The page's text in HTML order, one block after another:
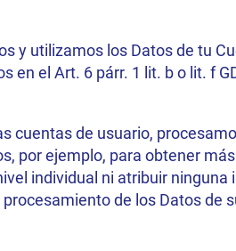
y utilizamos los Datos de tu
en el Art. 6 párr. 1 lit. b o lit. f
cuentas de usuario,
por ejemplo, para obtener
individual ni atribuir
procesamiento de los Datos de